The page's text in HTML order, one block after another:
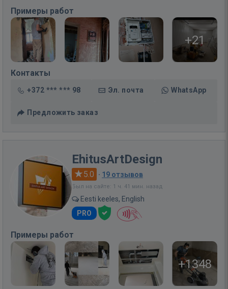
Примеры работ
+21
Контакты
+372 *** *** 98 Эл. почта WhatsApp
Предложить заказ
EhitusArtDesign
5.0 · 19 отзывов
Был на сайте: 1 ч. 41 мин. назад
Eesti keeles, English
PRO
Примеры работ
+1348